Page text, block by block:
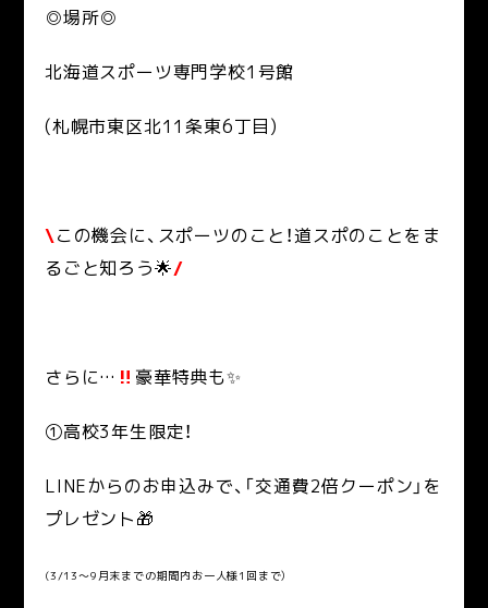
◎場所◎
北海道スポーツ専門学校1号館
(札幌市東区北11条東6丁目)
\この機会に、スポーツのこと！道スポのことをま
るごと知ろう🌟/
さらに… ‼ 豪華特典も✨
①高校3年生限定！
LINEからのお申込みで、「交通費2倍クーポン」を
プレゼント🎁
(3/13～9月末までの期間内お一人様1回まで）